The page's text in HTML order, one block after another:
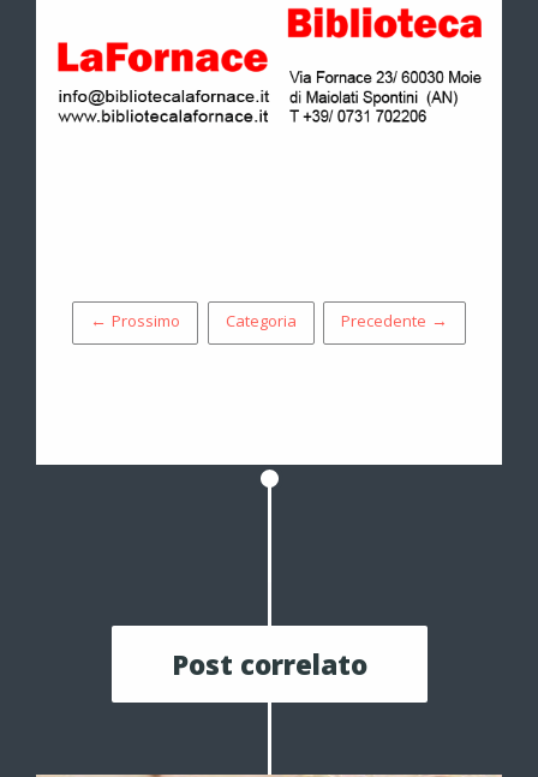
← Prossimo Categoria Precedente →
Post correlato